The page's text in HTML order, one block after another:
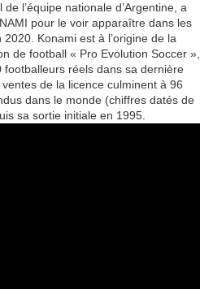
l’équipe nationale d’Argentine, a
pour le voir apparaître dans les
2020. Konami est à l’origine de la
de football « Pro Evolution Soccer »,
footballeurs réels dans sa dernière
de la licence culminent à 96
dans le monde (chiffres datés de
sa sortie initiale en 1995.